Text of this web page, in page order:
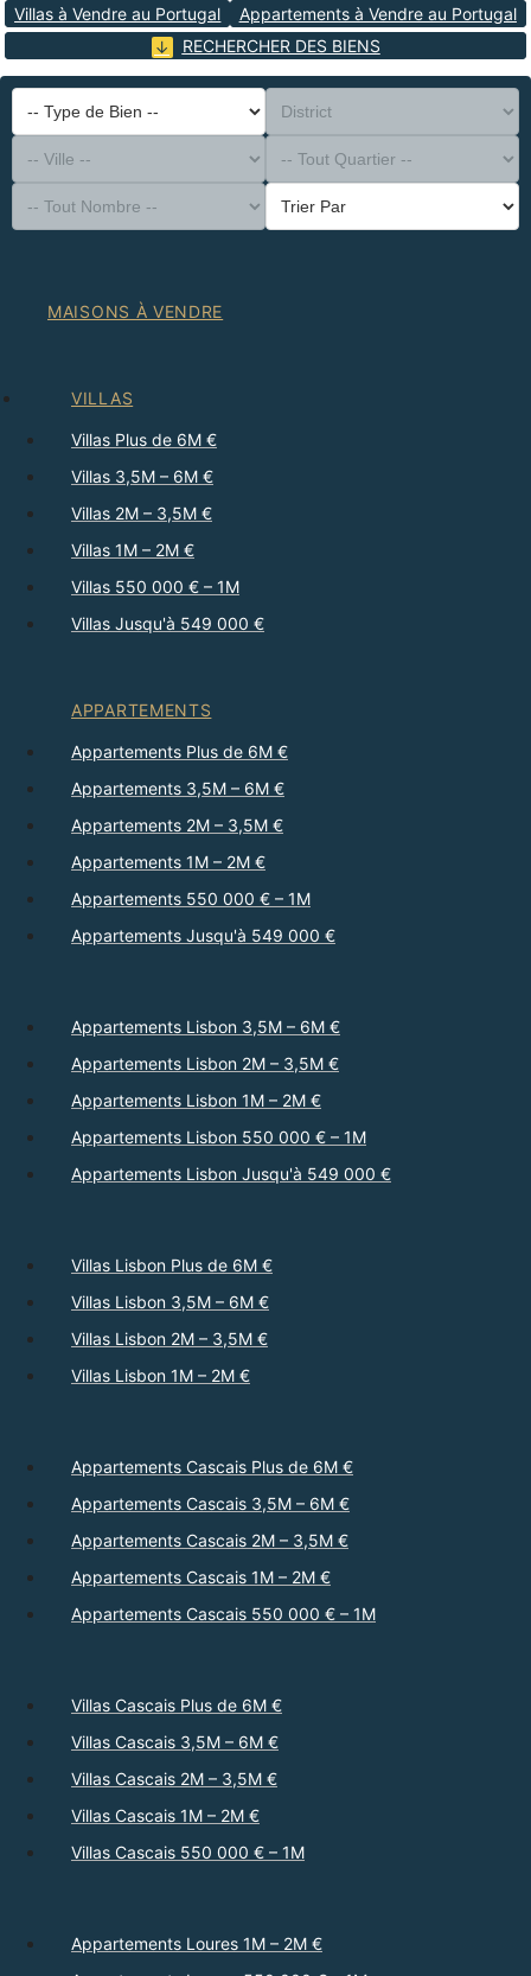
Villas à Vendre au Portugal
Appartements à Vendre au Portugal
RECHERCHER DES BIENS
-- Type de Bien --
District
-- Ville --
-- Tout Quartier --
-- Tout Nombre --
Trier Par
MAISONS À VENDRE
VILLAS
Villas Plus de 6M €
Villas 3,5M – 6M €
Villas 2M – 3,5M €
Villas 1M – 2M €
Villas 550 000 € – 1M
Villas Jusqu'à 549 000 €
APPARTEMENTS
Appartements Plus de 6M €
Appartements 3,5M – 6M €
Appartements 2M – 3,5M €
Appartements 1M – 2M €
Appartements 550 000 € – 1M
Appartements Jusqu'à 549 000 €
Appartements Lisbon 3,5M – 6M €
Appartements Lisbon 2M – 3,5M €
Appartements Lisbon 1M – 2M €
Appartements Lisbon 550 000 € – 1M
Appartements Lisbon Jusqu'à 549 000 €
Villas Lisbon Plus de 6M €
Villas Lisbon 3,5M – 6M €
Villas Lisbon 2M – 3,5M €
Villas Lisbon 1M – 2M €
Appartements Cascais Plus de 6M €
Appartements Cascais 3,5M – 6M €
Appartements Cascais 2M – 3,5M €
Appartements Cascais 1M – 2M €
Appartements Cascais 550 000 € – 1M
Villas Cascais Plus de 6M €
Villas Cascais 3,5M – 6M €
Villas Cascais 2M – 3,5M €
Villas Cascais 1M – 2M €
Villas Cascais 550 000 € – 1M
Appartements Loures 1M – 2M €